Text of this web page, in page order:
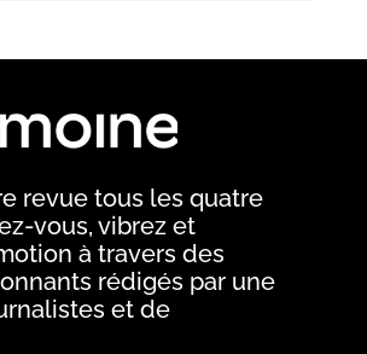
revue tous les quatre
vous, vibrez et
à travers des
rédigés par une
et de